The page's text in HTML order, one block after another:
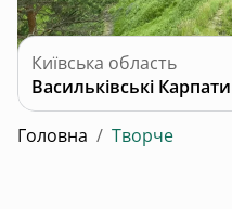
Київська область
Васильківські Карпати
Головна / Творче